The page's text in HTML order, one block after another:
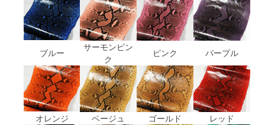
ブルー
サーモンピン
ク
ピンク パープル
オレンジ ベージュ ゴールド レッド